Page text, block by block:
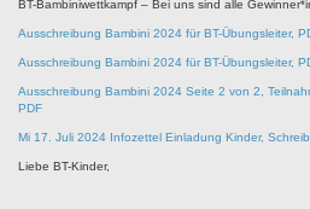
BT-Bambiniwettkampf – Bei uns sind alle
Ausschreibung Bambini 2024 für BT-Übungsleiter,
Ausschreibung Bambini 2024 für BT-Übungsleiter,
Ausschreibung Bambini 2024 Seite 2 von 2,
PDF
Mi 17. Juli 2024 Infozettel Einladung Kinder,
Liebe BT-Kinder,